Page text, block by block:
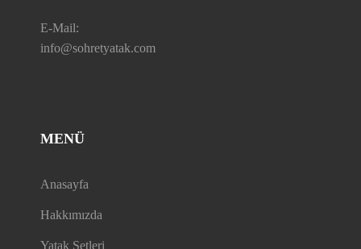
E-Mail:
info@sohretyatak.com
MENÜ
Anasayfa
Hakkımızda
Yatak Setleri